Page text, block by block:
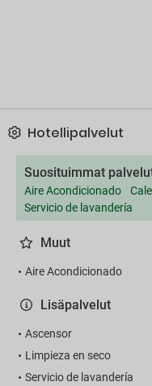
Hotellipalvelut
Suosituimmat
Aire Acondicionado
Servicio de lavandería
Muut
Aire Acondicionado
Lisäpalvelut
Ascensor
Limpieza en seco
Servicio de lavandería